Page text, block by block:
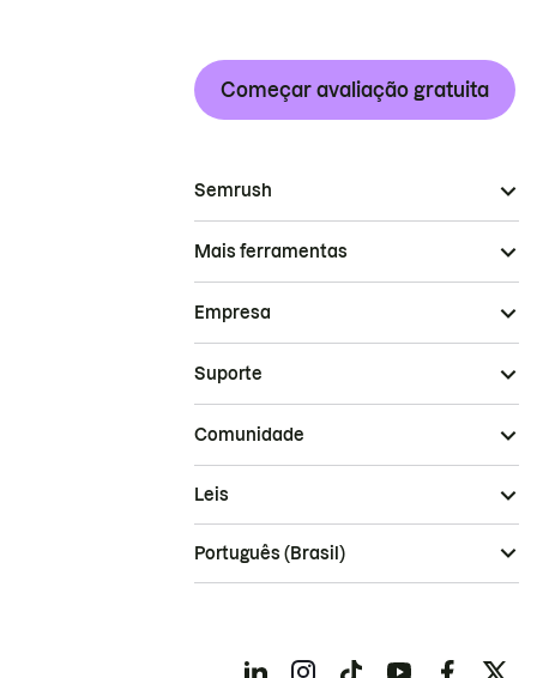
Começar avaliação gratuita
Semrush
Mais ferramentas
Empresa
Suporte
Comunidade
Leis
Português (Brasil)